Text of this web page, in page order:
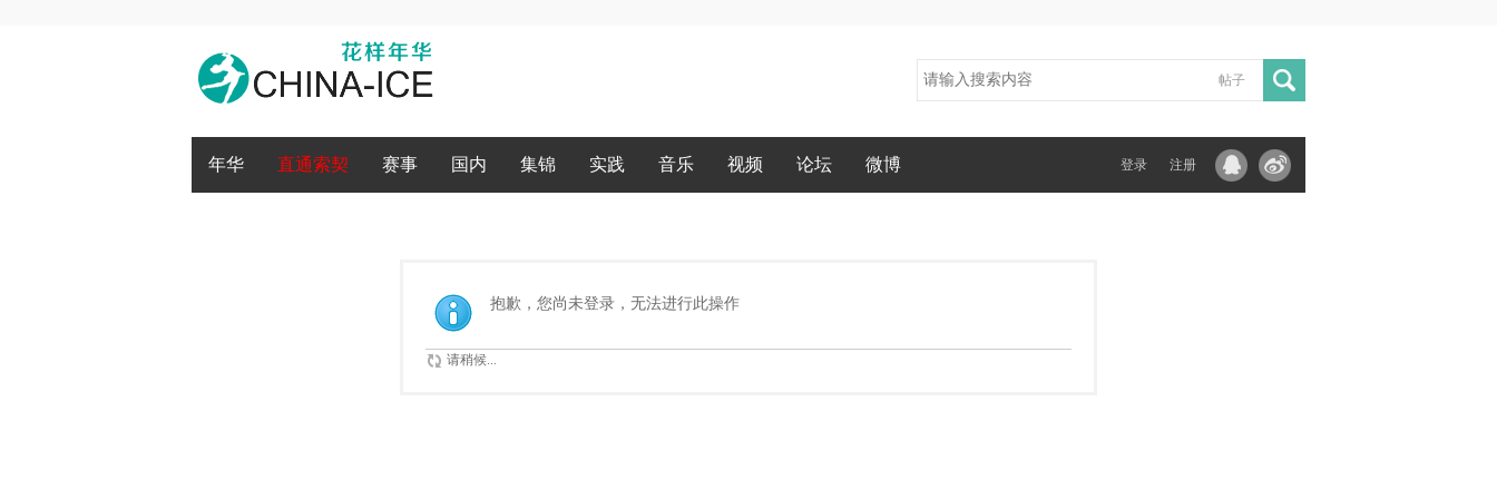
帖子
年华 直通索契 赛事 国内 集锦 实践 音乐 视频 论坛 微博 登录 注册
抱歉，您尚未登录，无法进行此操作
请稍候...